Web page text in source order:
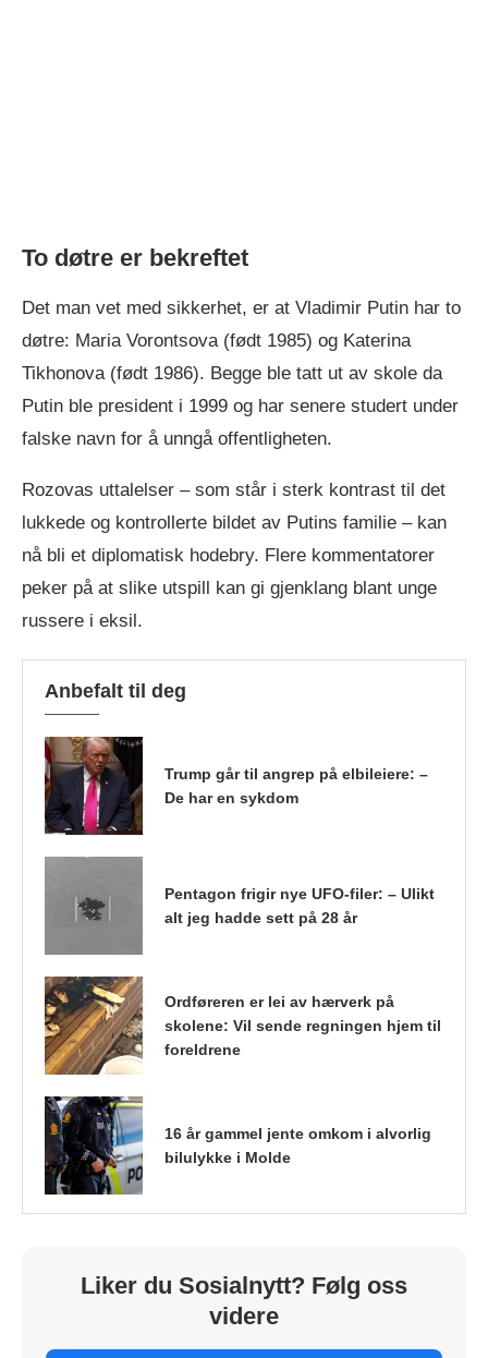
To døtre er bekreftet
Det man vet med sikkerhet, er at Vladimir Putin har to
døtre: Maria Vorontsova (født 1985) og Katerina
Tikhonova (født 1986). Begge ble tatt ut av skole da
Putin ble president i 1999 og har senere studert under
falske navn for å unngå offentligheten.
Rozovas uttalelser – som står i sterk kontrast til det
lukkede og kontrollerte bildet av Putins familie – kan
nå bli et diplomatisk hodebry. Flere kommentatorer
peker på at slike utspill kan gi gjenklang blant unge
russere i eksil.
Anbefalt til deg
Trump går til angrep på elbileiere: –
De har en sykdom
Pentagon frigir nye UFO-filer: – Ulikt
alt jeg hadde sett på 28 år
Ordføreren er lei av hærverk på
skolene: Vil sende regningen hjem til
foreldrene
16 år gammel jente omkom i alvorlig
bilulykke i Molde
Liker du Sosialnytt? Følg oss
videre